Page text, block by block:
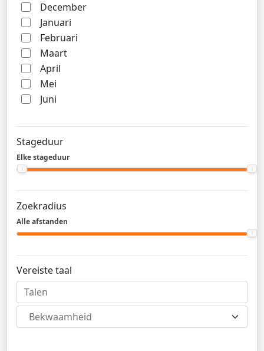
December
Januari
Februari
Maart
April
Mei
Juni
Stageduur
Elke stageduur
Zoekradius
Alle afstanden
Vereiste taal
Bekwaamheid